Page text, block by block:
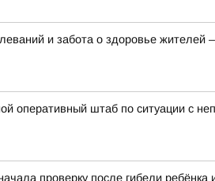
и забота о здоровье жителей
оперативный штаб по ситуации с
проверку после гибели